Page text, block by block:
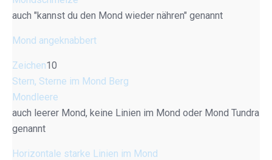
auch "kannst du den Mond wieder nähren" genannt
Mond angeknabbert
Zeichen10
Stern, Sterne im Mond Berg
Mondleere
auch leerer Mond, keine Linien im Mond oder Mond Tundra
genannt
Horizontale starke Linien im Mond